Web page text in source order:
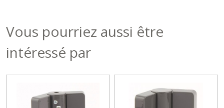
Vous pourriez aussi être
intéressé par